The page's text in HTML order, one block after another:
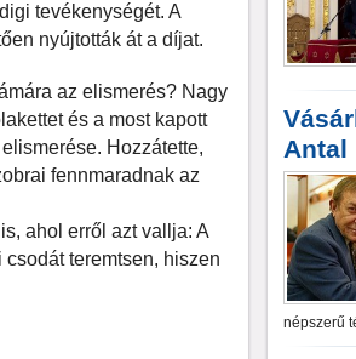
tevékenységét. A
nyújtották át a díjat.
az elismerés? Nagy
és a most kapott
Hozzátette,
fennmaradnak az
ahol erről azt vallja: A
teremtsen, hiszen
Antal
népszerű